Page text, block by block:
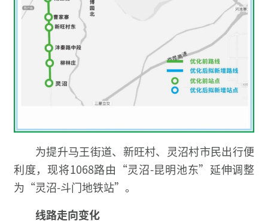
为提升马王街道、新旺村、灵沼村市民出行便
利度，现将1068路由“灵沼-昆明池东”延伸调整
为“灵沼-斗门地铁站”。
线路走向变化